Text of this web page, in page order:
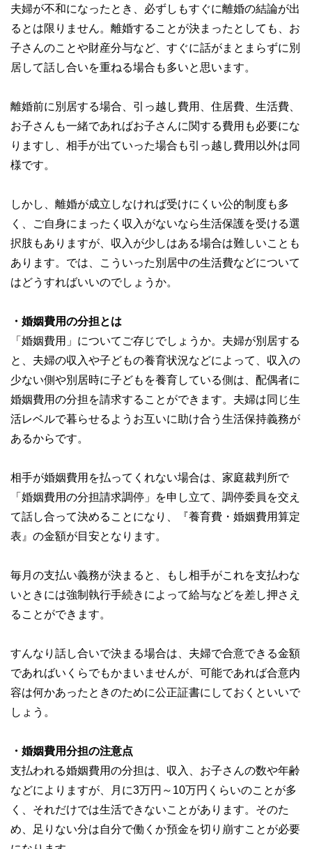
夫婦が不和になったとき、必ずしもすぐに離婚の結論が出
るとは限りません。離婚することが決まったとしても、お
子さんのことや財産分与など、すぐに話がまとまらずに別
居して話し合いを重ねる場合も多いと思います。
離婚前に別居する場合、引っ越し費用、住居費、生活費、
お子さんも一緒であればお子さんに関する費用も必要にな
りますし、相手が出ていった場合も引っ越し費用以外は同
様です。
しかし、離婚が成立しなければ受けにくい公的制度も多
く、ご自身にまったく収入がないなら生活保護を受ける選
択肢もありますが、収入が少しはある場合は難しいことも
あります。では、こういった別居中の生活費などについて
はどうすればいいのでしょうか。
・婚姻費用の分担とは
「婚姻費用」についてご存じでしょうか。夫婦が別居する
と、夫婦の収入や子どもの養育状況などによって、収入の
少ない側や別居時に子どもを養育している側は、配偶者に
婚姻費用の分担を請求することができます。夫婦は同じ生
活レベルで暮らせるようお互いに助け合う生活保持義務が
あるからです。
相手が婚姻費用を払ってくれない場合は、家庭裁判所で
「婚姻費用の分担請求調停」を申し立て、調停委員を交え
て話し合って決めることになり、『養育費・婚姻費用算定
表』の金額が目安となります。
毎月の支払い義務が決まると、もし相手がこれを支払わな
いときには強制執行手続きによって給与などを差し押さえ
ることができます。
すんなり話し合いで決まる場合は、夫婦で合意できる金額
であればいくらでもかまいませんが、可能であれば合意内
容は何かあったときのために公正証書にしておくといいで
しょう。
・婚姻費用分担の注意点
支払われる婚姻費用の分担は、収入、お子さんの数や年齢
などによりますが、月に3万円～10万円くらいのことが多
く、それだけでは生活できないことがあります。そのた
め、足りない分は自分で働くか預金を切り崩すことが必要